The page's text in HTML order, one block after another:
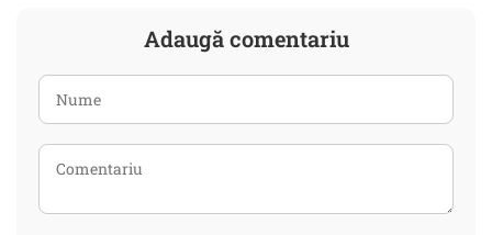
Adaugă comentariu